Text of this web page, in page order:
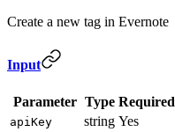
Create a new tag in Evernote
Input
Parameter Type Required
apiKey string Yes